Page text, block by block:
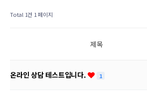
Total 1건 1 페이지
제목
온라인 상담 테스트입니다. 1